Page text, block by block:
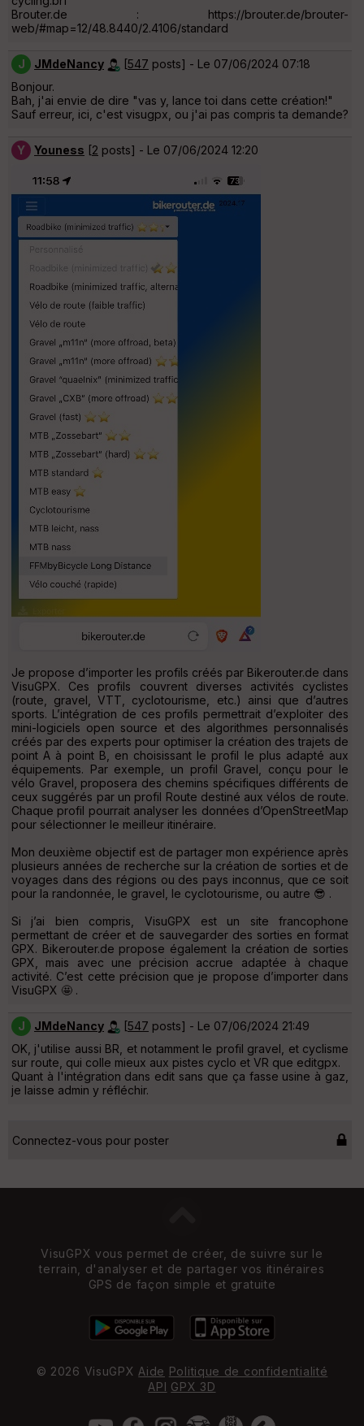
Brouter.de : https://brouter.de/brouter-
web/#map=12/48.8440/2.4106/standard
J JMdeNancy [547 posts] - Le 07/06/2024 07:18
Bonjour.
Bah, j'ai envie de dire "vas y, lance toi dans cette création!"
Sauf erreur, ici, c'est visugpx, ou j'ai pas compris ta demande?
Y Youness [2 posts] - Le 07/06/2024 12:20
Je propose d’importer les profils créés par Bikerouter.de dans
VisuGPX. Ces profils couvrent diverses activités cyclistes
(route, gravel, VTT, cyclotourisme, etc.) ainsi que d’autres
sports. L’intégration de ces profils permettrait d’exploiter des
mini-logiciels open source et des algorithmes personnalisés
créés par des experts pour optimiser la création des trajets de
point A à point B, en choisissant le profil le plus adapté aux
équipements. Par exemple, un profil Gravel, conçu pour le
vélo Gravel, proposera des chemins spécifiques différents de
ceux suggérés par un profil Route destiné aux vélos de route.
Chaque profil pourrait analyser les données d’OpenStreetMap
pour sélectionner le meilleur itinéraire.
Mon deuxième objectif est de partager mon expérience après
plusieurs années de recherche sur la création de sorties et de
voyages dans des régions ou des pays inconnus, que ce soit
pour la randonnée, le gravel, le cyclotourisme, ou autre 😎 .
Si j’ai bien compris, VisuGPX est un site francophone
permettant de créer et de sauvegarder des sorties en format
GPX. Bikerouter.de propose également la création de sorties
GPX, mais avec une précision accrue adaptée à chaque
activité. C’est cette précision que je propose d’importer dans
VisuGPX 🤩 .
J JMdeNancy [547 posts] - Le 07/06/2024 21:49
OK, j'utilise aussi BR, et notamment le profil gravel, et cyclisme
sur route, qui colle mieux aux pistes cyclo et VR que editgpx.
Quant à l'intégration dans edit sans que ça fasse usine à gaz,
je laisse admin y réfléchir.
Connectez-vous pour poster
VisuGPX vous permet de créer, de suivre sur le
terrain, d'analyser et de partager vos itinéraires
GPS de façon simple et gratuite
© 2026 VisuGPXAide Politique de confidentialité
API
GPX 3D